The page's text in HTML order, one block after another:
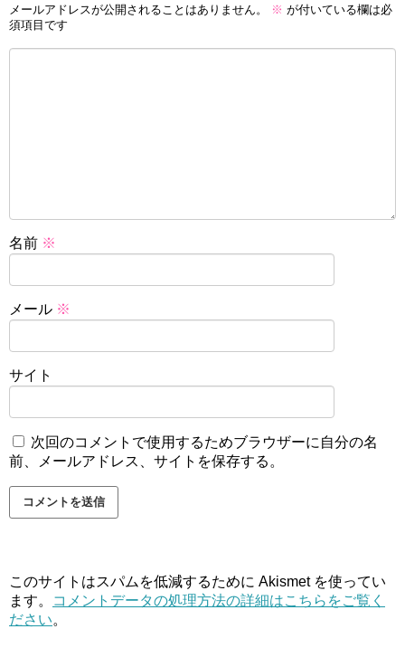
メールアドレスが公開されることはありません。 ※ が付いている欄は必
須項目です
名前 ※
メール ※
サイト
次回のコメントで使用するためブラウザーに自分の名
前、メールアドレス、サイトを保存する。
このサイトはスパムを低減するために Akismet を使ってい
ます。
コメントデータの処理方法の詳細はこちらをご覧く
ださい。